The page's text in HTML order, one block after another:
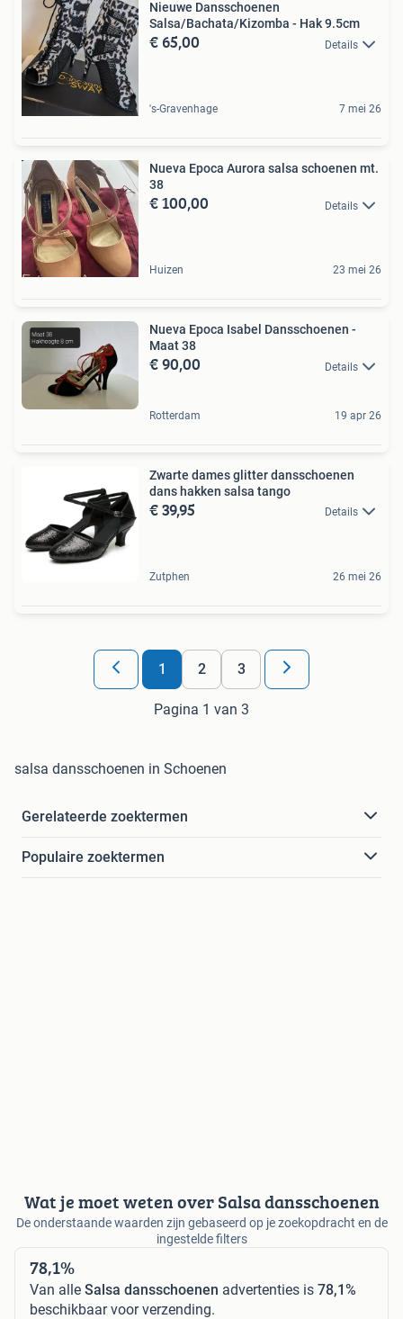
Nieuwe Dansschoenen
Salsa/Bachata/Kizomba - Hak 9.5cm
€ 65,00 Details
's-Gravenhage 7 mei 26
Nueva Epoca Aurora salsa schoenen mt.
38
€ 100,00 Details
Huizen 23 mei 26
Nueva Epoca Isabel Dansschoenen -
Maat 38
€ 90,00 Details
Rotterdam 19 apr 26
Zwarte dames glitter dansschoenen
dans hakken salsa tango
€ 39,95 Details
Zutphen 26 mei 26
1 2 3
Pagina 1 van 3
salsa dansschoenen in Schoenen
Gerelateerde zoektermen
Populaire zoektermen
Wat je moet weten over Salsa dansschoenen
De onderstaande waarden zijn gebaseerd op je zoekopdracht en de
ingestelde filters
78,1%
Van alle Salsa dansschoenen advertenties is 78,1%
beschikbaar voor verzending.